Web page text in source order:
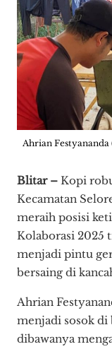
Ahrian Festyananda
Blitar – Kopi
Kecamatan
meraih posisi
Kolaborasi 2025
menjadi pintu
bersaing di
Ahrian
menjadi sosok di
dibawanya